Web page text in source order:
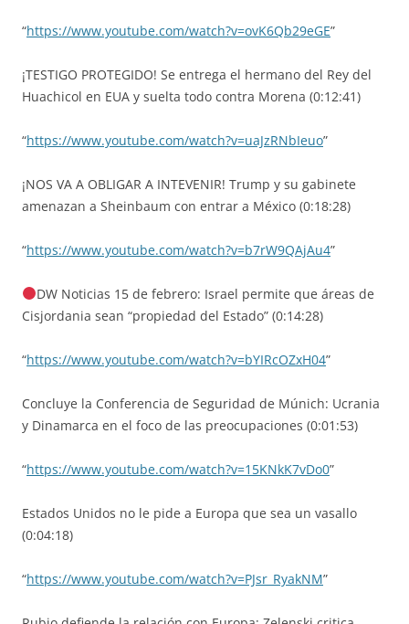
“https://www.youtube.com/watch?v=ovK6Qb29eGE”
¡TESTIGO PROTEGIDO! Se entrega el hermano del Rey del
Huachicol en EUA y suelta todo contra Morena (0:12:41)
“https://www.youtube.com/watch?v=uaJzRNbIeuo”
¡NOS VA A OBLIGAR A INTEVENIR! Trump y su gabinete
amenazan a Sheinbaum con entrar a México (0:18:28)
“https://www.youtube.com/watch?v=b7rW9QAjAu4”
DW Noticias 15 de febrero: Israel permite que áreas de
Cisjordania sean “propiedad del Estado” (0:14:28)
“https://www.youtube.com/watch?v=bYIRcOZxH04”
Concluye la Conferencia de Seguridad de Múnich: Ucrania
y Dinamarca en el foco de las preocupaciones (0:01:53)
“https://www.youtube.com/watch?v=15KNkK7vDo0”
Estados Unidos no le pide a Europa que sea un vasallo
(0:04:18)
“https://www.youtube.com/watch?v=PJsr_RyakNM”